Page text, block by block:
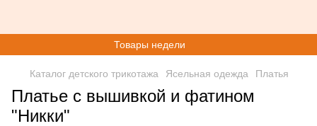
Товары недели
Каталог детского трикотажа Ясельная одежда Платья
Платье с вышивкой и фатином
"Никки"